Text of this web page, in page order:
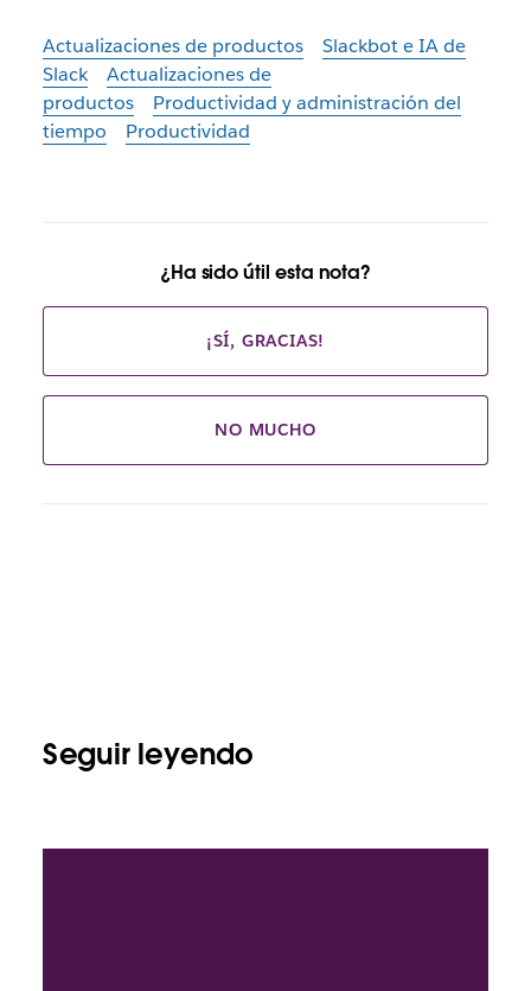
Actualizaciones de productos
Slackbot e IA de
Slack
Actualizaciones de
productos
Productividad y administración del
tiempo
Productividad
¿Ha sido útil esta nota?
¡SÍ, GRACIAS!
NO MUCHO
Seguir leyendo